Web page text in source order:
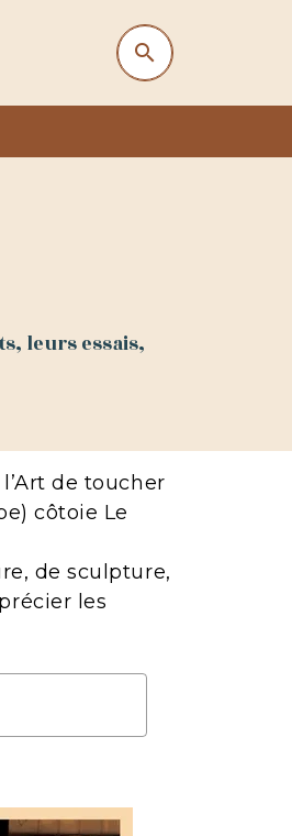
search
search
leurs essais,
de toucher
côtoie Le
de sculpture,
les